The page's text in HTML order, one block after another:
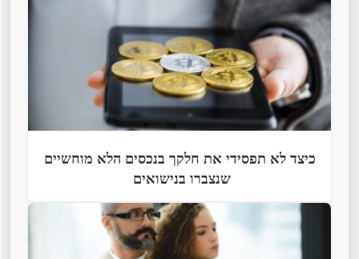
כיצד לא תפסידי את חלקך בנכסים הלא מוחשיים
שנצברו בנישואים